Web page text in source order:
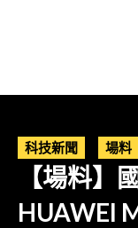
科技新聞 場料
【場料】
HUAWEI